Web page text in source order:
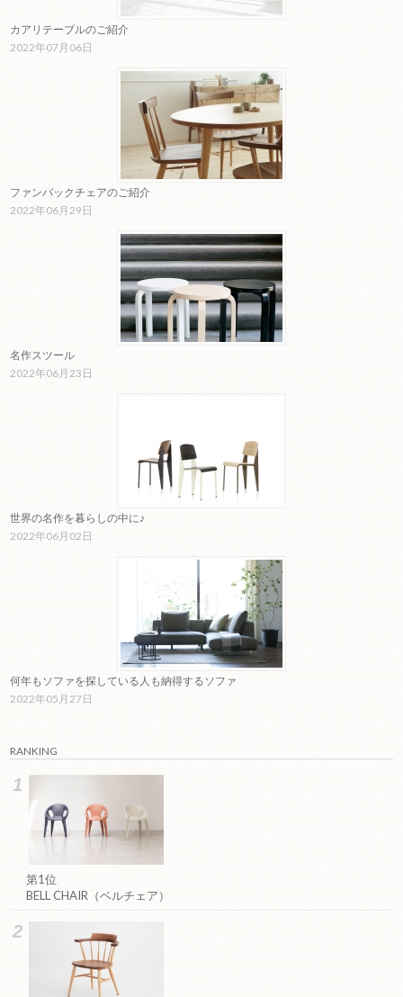
カアリテーブルのご紹介
2022年07月06日
ファンバックチェアのご紹介
2022年06月29日
名作スツール
2022年06月23日
世界の名作を暮らしの中に♪
2022年06月02日
何年もソファを探している人も納得するソファ
2022年05月27日
RANKING
第1位
BELL CHAIR（ベルチェア）